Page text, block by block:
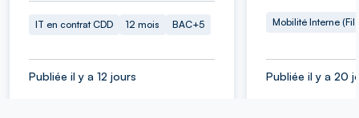
IT en contrat CDD 12 mois BAC+5
Publiée il y a 12 jours
Mobilité Interne (Fil
Publiée il y a 20